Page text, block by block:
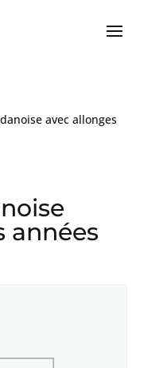
avec allonges
années